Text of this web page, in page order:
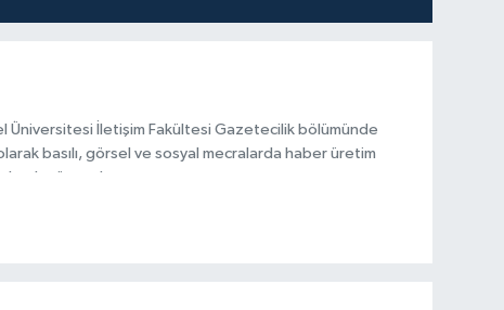
Üniversitesi İletişim Fakültesi Gazetecilik bölümünde
basılı, görsel ve sosyal mecralarda haber üretim
görev alıyor.